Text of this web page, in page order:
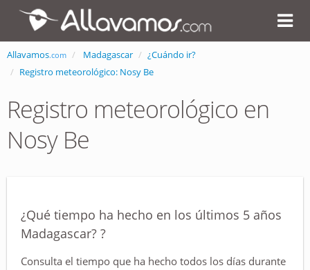
Allavamos.com Madagascar
¿Cuándo ir?
Registro meteorológico: Nosy Be
Registro meteorológico en
Nosy Be
¿Qué tiempo ha hecho en los últimos 5 años
Madagascar? ?
Consulta el tiempo que ha hecho todos los días durante